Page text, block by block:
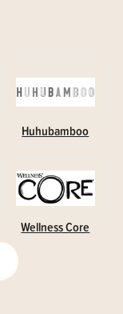
Huhubamboo
Wellness Core